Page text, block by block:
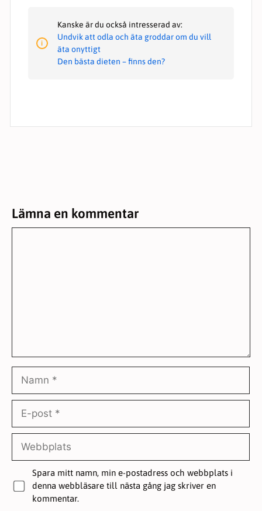
Kanske är du också intresserad av:
Undvik att odla och äta groddar om du vill
äta onyttigt
Den bästa dieten – finns den?
Lämna en kommentar
Namn
Webbplats
Spara mitt namn, min e-postadress och webbplats i
denna webbläsare till nästa gång jag skriver en
kommentar.